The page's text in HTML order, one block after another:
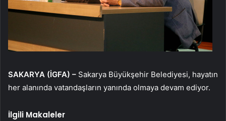
SAKARYA (İGFA) – Sakarya Büyükşehir Belediyesi, hayatın
her alanında vatandaşların yanında olmaya devam ediyor.
İlgili Makaleler